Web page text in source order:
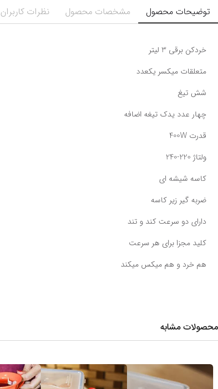
توضیحات محصول مشخصات محصول نظرات کاربران
خردکن برقی 3 لیتر
متعلقات میکسر یکعدد
شش تیغ
چهار عدد یدک تیغه اضافه
قدرت 400W
ولتاژ 220-240
کاسه شیشه ای
ضربه گیر زیر کاسه
دارای دو سرعت کند و تند
کلید مجزا برای هر سرعت
هم خرد و هم میکس میکند
محصولات مشابه